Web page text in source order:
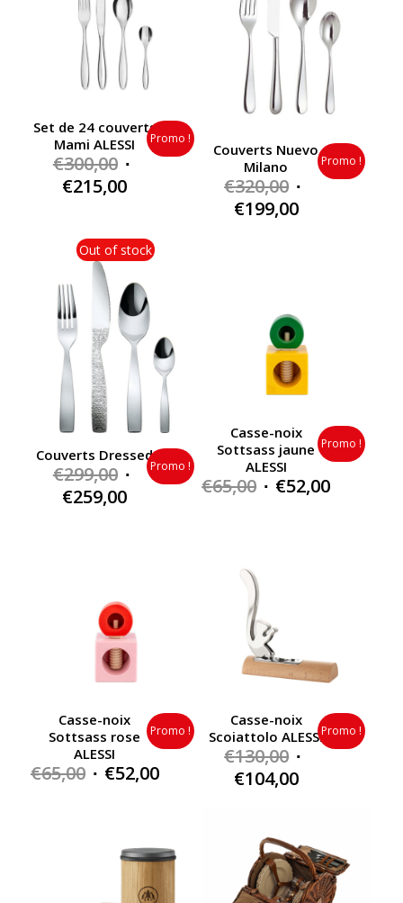
Set de 24 couverts
Mami ALESSI
€300,00 Original
price
€215,00Current
€215,00.
Promo !
Couverts Nuevo
Milano
€320,00 Original
price
€199,00Current
Promo !
Out of stock
Couverts Dressed
€299,00 Original
price
€259,00Current
Promo !
Casse-noix
Sottsass jaune
ALESSI
€65,00 Original
€52,00Current
Promo !
Casse-noix
Sottsass rose
ALESSI
€65,00 Original
€52,00Current
Promo !
Casse-noix
Scoiattolo ALESSI
€130,00 Original
price
€104,00Current
€104,00.
Promo !